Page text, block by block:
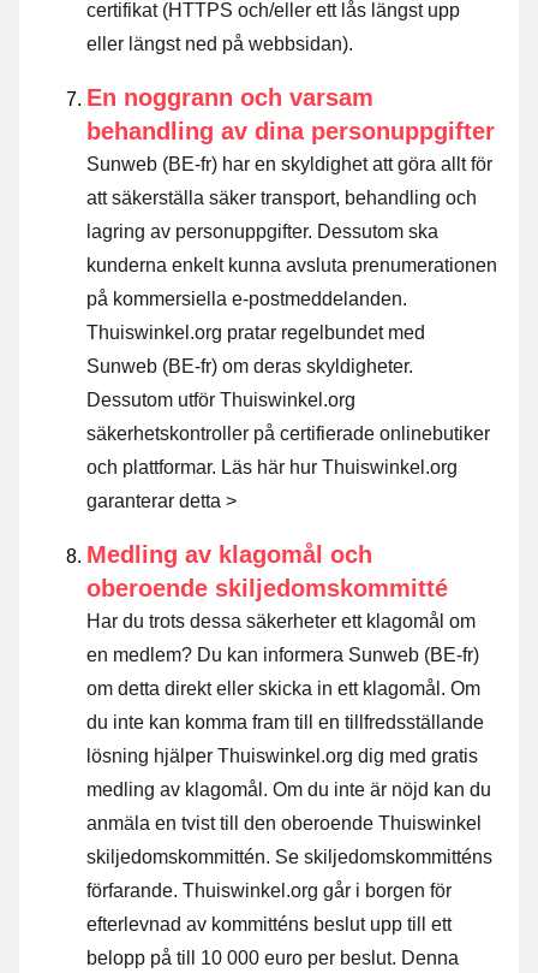
certifikat (HTTPS och/eller ett lås längst upp
eller längst ned på webbsidan).
En noggrann och varsam
behandling av dina personuppgifter
Sunweb (BE-fr) har en skyldighet att göra allt för
att säkerställa säker transport, behandling och
lagring av personuppgifter. Dessutom ska
kunderna enkelt kunna avsluta prenumerationen
på kommersiella e-postmeddelanden.
Thuiswinkel.org pratar regelbundet med
Sunweb (BE-fr) om deras skyldigheter.
Dessutom utför Thuiswinkel.org
säkerhetskontroller på certifierade onlinebutiker
och plattformar. Läs här hur Thuiswinkel.org
garanterar detta >
Medling av klagomål och
oberoende skiljedomskommitté
Har du trots dessa säkerheter ett klagomål om
en medlem? Du kan informera Sunweb (BE-fr)
om detta direkt eller skicka in ett klagomål . Om
du inte kan komma fram till en tillfredsställande
lösning hjälper Thuiswinkel.org dig med gratis
medling av klagomål. Om du inte är nöjd kan du
anmäla en tvist till den oberoende Thuiswinkel
skiljedomskommittén. Se skiljedomskommitténs
förfarande. Thuiswinkel.org går i borgen för
efterlevnad av kommitténs beslut upp till ett
belopp på till 10 000 euro per beslut. Denna